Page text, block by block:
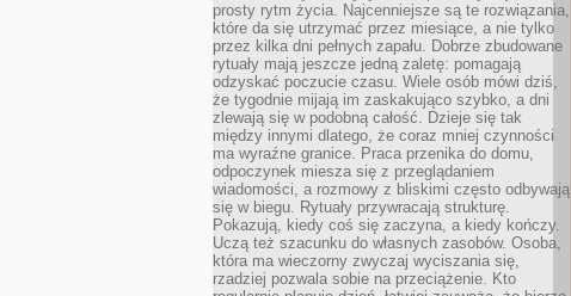
prosty rytm życia. Najcenniejsze są te rozwiązania,
które da się utrzymać przez miesiące, a nie tylko
przez kilka dni pełnych zapału. Dobrze zbudowane
rytuały mają jeszcze jedną zaletę: pomagają
odzyskać poczucie czasu. Wiele osób mówi dziś,
że tygodnie mijają im zaskakująco szybko, a dni
zlewają się w podobną całość. Dzieje się tak
między innymi dlatego, że coraz mniej czynności
ma wyraźne granice. Praca przenika do domu,
odpoczynek miesza się z przeglądaniem
wiadomości, a rozmowy z bliskimi często odbywają
się w biegu. Rytuały przywracają strukturę.
Pokazują, kiedy coś się zaczyna, a kiedy kończy.
Uczą też szacunku do własnych zasobów. Osoba,
która ma wieczorny zwyczaj wyciszania się,
rzadziej pozwala sobie na przeciążenie. Kto